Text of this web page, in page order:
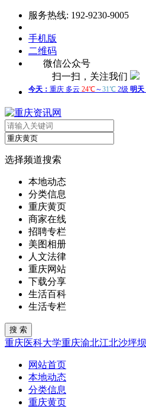
服务热线: 192-9230-9005
手机版
二维码
微信公众号
扫一扫，关注我们
选择频道搜索
本地动态
分类信息
重庆黄页
商家在线
招聘专栏
美图相册
人文法律
重庆网站
下载分享
生活百科
生活专栏
重庆医科大学重庆渝北江北沙坪坝
网站首页
本地动态
分类信息
重庆黄页